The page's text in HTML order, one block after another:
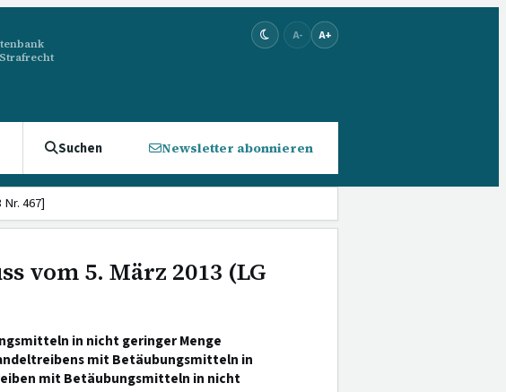
A- A+
Suchen Newsletter abonnieren
467]
vom 5. März 2013 (LG
in nicht geringer Menge
mit Betäubungsmitteln in
mit Betäubungsmitteln in nicht